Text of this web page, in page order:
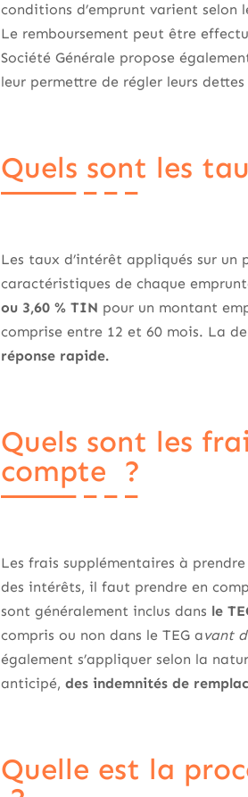
conditions d’emprunt varient
Le remboursement peut être
Société Générale propose
leur permettre de régler leurs
Quels sont les
Les taux d’intérêt appliqués sur
caractéristiques de chaque
ou 3,60 % TIN pour un montant
comprise entre 12 et 60 mois. La
réponse rapide.
Quels sont les
compte ?
Les frais supplémentaires à
des intérêts, il faut prendre en
sont généralement inclus dans le
compris ou non dans le TEG avant
également s’appliquer selon la
anticipé, des indemnités de
Quelle est la